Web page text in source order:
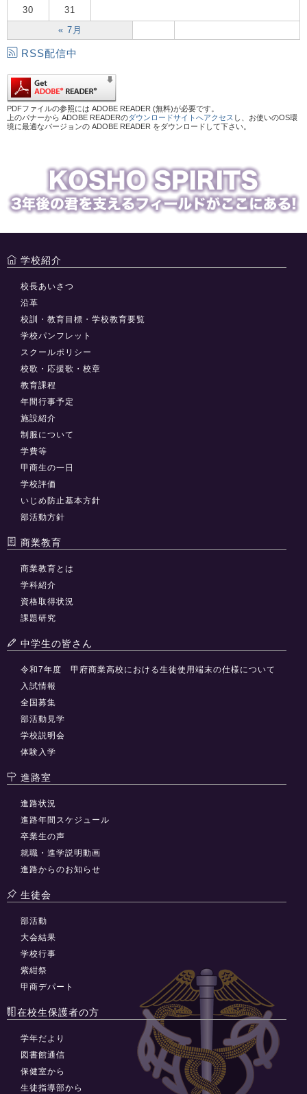
« 7月
30 31
RSS配信中
PDFファイルの参照には ADOBE READER (無料)が必要です。
上のバナーから ADOBE READERのダウンロードサイトへアクセス し、お使いのOS環
境に最適なバージョンの ADOBE READER をダウンロードして下さい。
学校紹介
校長あいさつ
沿革
校訓・教育目標・学校教育要覧
学校パンフレット
スクールポリシー
校歌・応援歌・校章
教育課程
年間行事予定
施設紹介
制服について
学費等
甲商生の一日
学校評価
いじめ防止基本方針
部活動方針
商業教育
商業教育とは
学科紹介
資格取得状況
課題研究
中学生の皆さん
令和7年度 甲府商業高校における生徒使用端末の仕様について
入試情報
全国募集
部活動見学
学校説明会
体験入学
進路室
進路状況
進路年間スケジュール
卒業生の声
就職・進学説明動画
進路からのお知らせ
生徒会
部活動
大会結果
学校行事
紫紺祭
甲商デパート
在校生保護者の方
学年だより
図書館通信
保健室から
生徒指導部から